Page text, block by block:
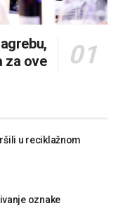
za ove
u reciklažnom
oznake